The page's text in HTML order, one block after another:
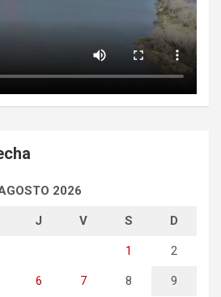
2026
J V S D
1 2
6 7 8 9